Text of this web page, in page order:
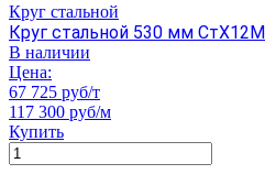
Круг стальной
Круг стальной 530 мм
В наличии
Цена:
67 725 руб/т
117 300 руб/м
Купить